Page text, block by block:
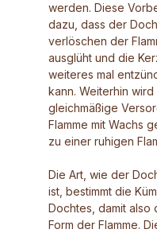
werden. Diese
dazu, dass der
verlöschen der
ausglüht und die
weiteres mal
kann. Weiterhin wird
gleichmäßige
Flamme mit Wachs
zu einer ruhigen
Die Art, wie der
ist, bestimmt die
Dochtes, damit also
Form der Flamme.